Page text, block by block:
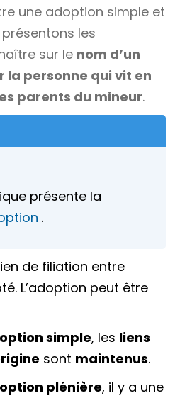
une adoption simple et
les
sur le nom d’un
personne qui vit en
parents du mineur.
présente la
.
de filiation entre
L’adoption peut être
simple, les liens
sont maintenus.
plénière, il y a une